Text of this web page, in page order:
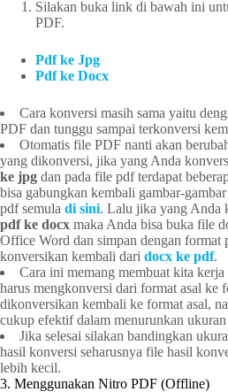
Silakan buka link di bawah ini
PDF.
Pdf ke Jpg
Pdf ke Docx
Cara konversi masih sama yaitu
PDF dan tunggu sampai terkonversi
Otomatis file PDF nanti akan
yang dikonversi, jika yang Anda
ke jpg dan pada file pdf terdapat
bisa gabungkan kembali gambar-
pdf semula di sini. Lalu jika yang Anda
pdf ke docx maka Anda bisa buka file
Office Word dan simpan dengan format
konversikan kembali dari docx ke pdf.
Cara ini memang membuat kita
harus mengkonversi dari format asal ke
dikonversikan kembali ke format asal,
cukup efektif dalam menurunkan
Jika selesai silakan bandingkan
hasil konversi seharusnya file hasil
lebih kecil.
3. Menggunakan Nitro PDF (Offline)